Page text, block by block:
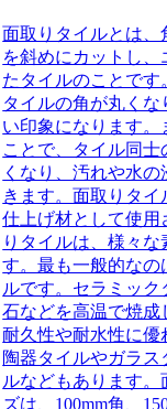
面取りタイルとは、
を斜めにカットし、
たタイルのことです
タイルの角が丸くな
い印象になります。
ことで、タイル同
くなり、汚れや水
きます。面取りタ
仕上げ材として使用
りタイルは、様々な
す。最も一般的なの
ルです。セラミッ
石などを高温で焼成
耐久性や耐水性に優
陶器タイルやガラス
ルなどもあります。
ズは、100mm角、